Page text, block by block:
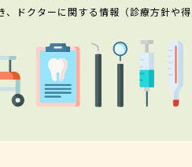
ドクターに関する情報（診療方針や